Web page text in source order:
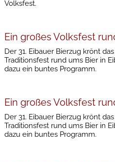
Volksfest.
Ein großes Volksfest
Der 31. Eibauer Bierzug krönt
Traditionsfest rund ums Bier in
dazu ein buntes Programm.
Ein großes Volksfest
Der 31. Eibauer Bierzug krönt
Traditionsfest rund ums Bier in
dazu ein buntes Programm.